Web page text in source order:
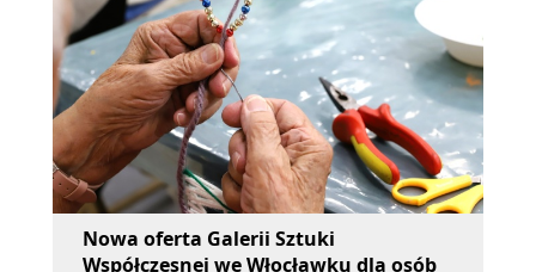
Nowa oferta Galerii Sztuki
Współczesnej we Włocławku dla osób